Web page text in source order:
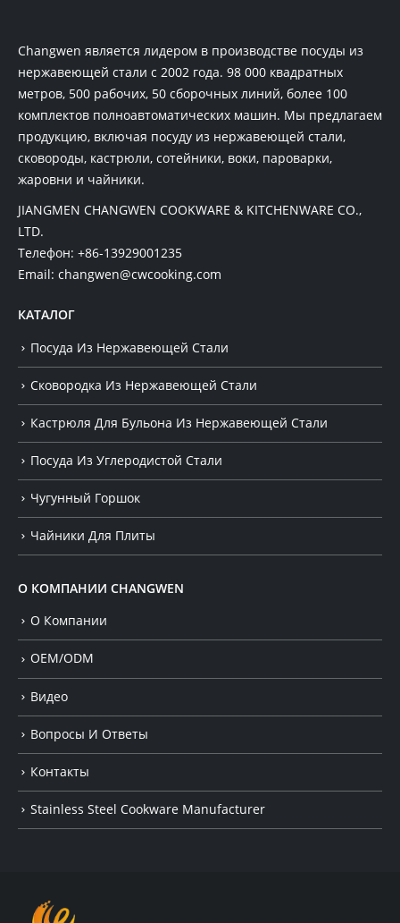
Changwen является лидером в производстве посуды из
нержавеющей стали с 2002 года. 98 000 квадратных
метров, 500 рабочих, 50 сборочных линий, более 100
комплектов полноавтоматических машин. Мы предлагаем
продукцию, включая посуду из нержавеющей стали,
сковороды, кастрюли, сотейники, воки, пароварки,
жаровни и чайники.
JIANGMEN CHANGWEN COOKWARE & KITCHENWARE CO.,
LTD.
Телефон: +86-13929001235
Email: changwen@cwcooking.com
КАТАЛОГ
Посуда Из Нержавеющей Стали
Сковородка Из Нержавеющей Стали
Кастрюля Для Бульона Из Нержавеющей Стали
Посуда Из Углеродистой Стали
Чугунный Горшок
Чайники Для Плиты
О КОМПАНИИ CHANGWEN
О Компании
OEM/ODM
Видео
Вопросы И Ответы
Контакты
Stainless Steel Cookware Manufacturer